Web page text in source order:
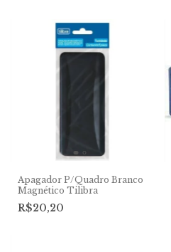
Apagador P/Quadro Branco
Magnético Tilibra
R$20,20